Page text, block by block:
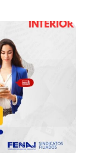
interior